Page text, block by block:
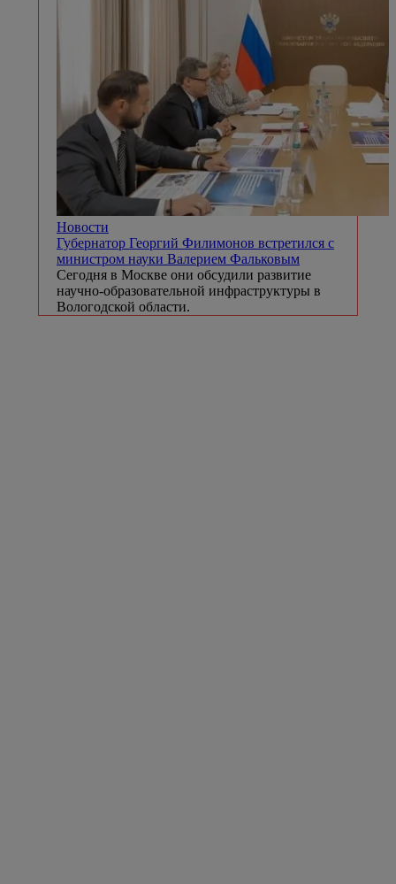
Новости
Губернатор Георгий Филимонов встретился с
министром науки Валерием Фальковым
Сегодня в Москве они обсудили развитие
научно-образовательной инфраструктуры в
Вологодской области.